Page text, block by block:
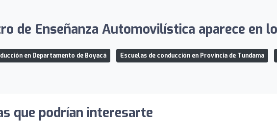
de Enseñanza Automovilística aparece en
en Departamento de Boyacá Escuelas de conducción en Provincia de Tundama
que podrían interesarte